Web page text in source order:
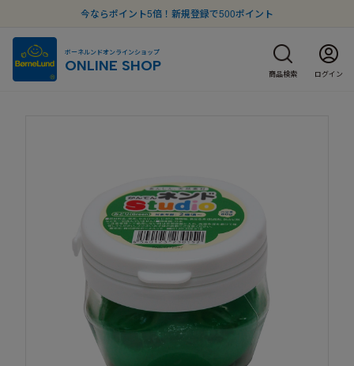
今ならポイント5倍！新規登録で500ポイント
ボーネルンドオンラインショップ
ONLINE SHOP 商品検索 ログイン